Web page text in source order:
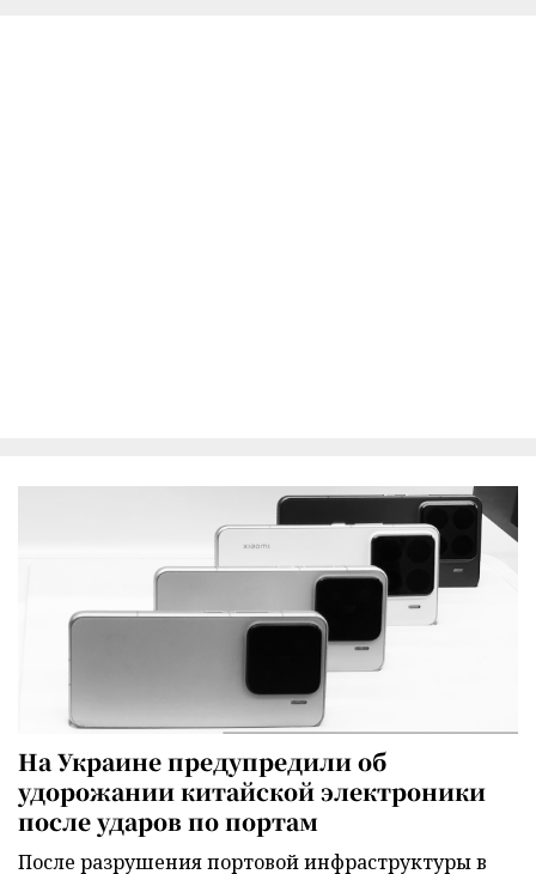
На Украине предупредили об
удорожании китайской электроники
после ударов по портам
После разрушения портовой инфраструктуры в